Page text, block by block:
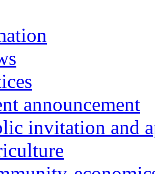
announcement
invitation and